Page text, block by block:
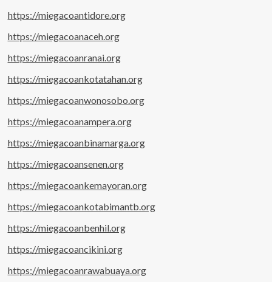
https://miegacoantidore.org
https://miegacoanaceh.org
https://miegacoanranai.org
https://miegacoankotatahan.org
https://miegacoanwonosobo.org
https://miegacoanampera.org
https://miegacoanbinamarga.org
https://miegacoansenen.org
https://miegacoankemayoran.org
https://miegacoankotabimantb.org
https://miegacoanbenhil.org
https://miegacoancikini.org
https://miegacoanrawabuaya.org